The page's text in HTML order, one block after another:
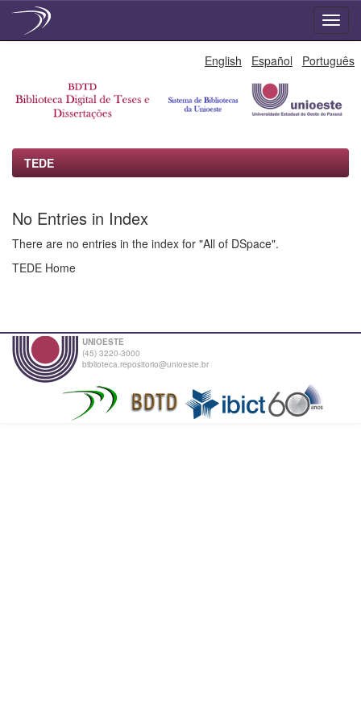
English Español Português
TEDE
No Entries in Index
There are no entries in the index for "All of DSpace".
TEDE Home
UNIOESTE
(45) 3220-3000
biblioteca.repositorio@unioeste.br